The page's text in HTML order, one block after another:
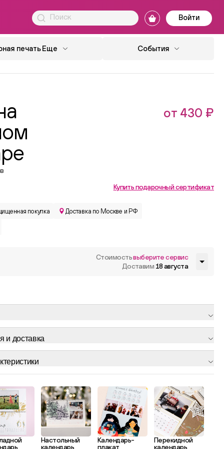
Войти
печать Еще События
от 430 ₽
Купить подарочный сертификат
покупка Доставка по Москве и РФ
Стоимостьвыберите сервис
Доставим 18 августа
и доставка
Настольный
календарь
Календарь-
плакат
Перекидной
календарь